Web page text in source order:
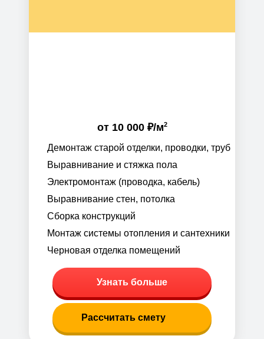
от10 000 ₽/м2
Демонтаж старой отделки, проводки, труб
Выравнивание и стяжка пола
Электромонтаж (проводка, кабель)
Выравнивание стен, потолка
Сборка конструкций
Монтаж системы отопления и сантехники
Черновая отделка помещений
Узнать больше
Рассчитать смету